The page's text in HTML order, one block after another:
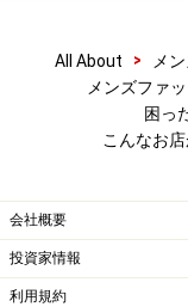
All About > メ
メンズファ
困っ
こんなお
会社概要
投資家情報
利用規約